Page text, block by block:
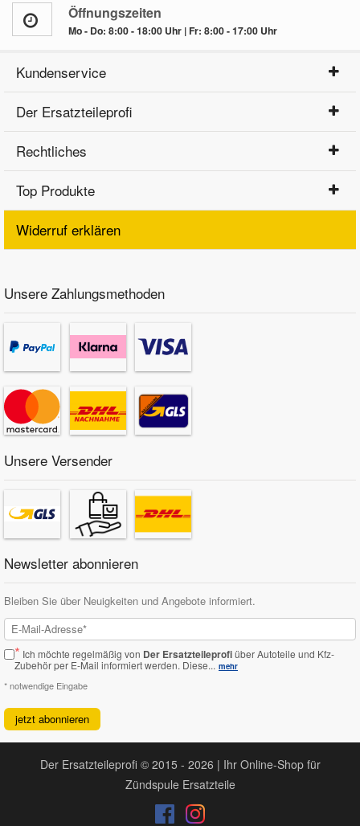
Öffnungszeiten
Mo - Do: 8:00 - 18:00 Uhr | Fr: 8:00 - 17:00 Uhr
Kundenservice
Der Ersatzteileprofi
Rechtliches
Top Produkte
Widerruf erklären
Unsere Zahlungsmethoden
Unsere Versender
Newsletter abonnieren
Bleiben Sie über Neuigkeiten und Angebote informiert.
* Ich möchte regelmäßig von Der Ersatzteileprofiüber Autoteile und Kfz-
Zubehör per E-Mail informiert werden. Diese... mehr
* notwendige Eingabe
jetzt abonnieren
Der Ersatzteileprofi © 2015 - 2026 | Ihr Online-Shop für
Zündspule Ersatzteile